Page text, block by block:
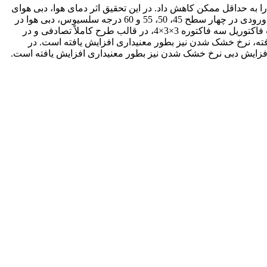
ممکن کاهش داد. در این تحقیق اثر دمای هوا، دبی هوای
ورودی و نوع رقم و همچنین اثر متقابلشان بر انرژی مصرفی و نرخ خشک شدن شلتوک در یک خشک­کن بستر سیال بررسی شد. دمای هوای ورودی در چهار سطح 45، 50، 55 و 60 درجه سلسیوس، دبی هوا در
در نظر گرفته شده و آزمایشات به صورت فاکتوریل سه فاکتوره 3×3×4، در قالب طرح کاملاً تصادفی و در
نرخ خشک شدن نیز بطور معنی­داری افزایش یافته است. در
معنی­داری بر نرخ خشک شدن شلتوک نداشته ولی در دمای 55 و 60 درجه سلسیوس با افزایش دبی نرخ خشک شدن نیز بطور معنی­داری افزایش یافته است.